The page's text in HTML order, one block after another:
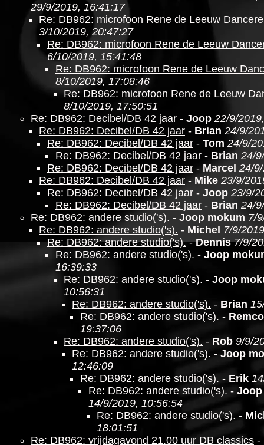
29/9/2019, 16:41:17
Re: DB962: microfoon Rene de Leeuw
3/10/2019, 20:47:27
Re: DB962: microfoon Rene de Leeuw
6/10/2019, 15:41:48
Re: DB962: microfoon Rene de Leeuw
8/10/2019, 17:08:46
Re: DB962: microfoon Rene de Leeuw
8/10/2019, 17:50:51
Re: DB962: Decibel/DB 42 jaar - Joop 22/9/
Re: DB962: Decibel/DB 42 jaar - Brian 24/9/
Re: DB962: Decibel/DB 42 jaar - Tom 24/9/
Re: DB962: Decibel/DB 42 jaar - Brian 24/
Re: DB962: Decibel/DB 42 jaar - Marcel 24/
Re: DB962: Decibel/DB 42 jaar - Mike 23/9/
Re: DB962: Decibel/DB 42 jaar - Joop 23/9/
Re: DB962: Decibel/DB 42 jaar - Brian 24/
Re: DB962: andere studio('s). - Joop mokum 7/
Re: DB962: andere studio('s). - Michel 7/9/
Re: DB962: andere studio('s).-Dennis 7/9/
Re: DB962: andere studio('s). - Joop
16:39:33
Re: DB962: andere studio('s). - Joop
10:56:31
Re: DB962: andere studio('s). - Brian
Re: DB962: andere studio('s). - Remco
19:37:06
Re: DB962: andere studio('s). - Rob 9/9/
Re: DB962: andere studio('s). - Joop
12:46:09
Re: DB962: andere studio('s). - Erik
Re: DB962: andere studio('s). -
14/9/2019, 10:56:54
Re: DB962: andere studio('s). -
18:01:51
Re: DB962: vrijdagavond 21.00 uur DB classics -